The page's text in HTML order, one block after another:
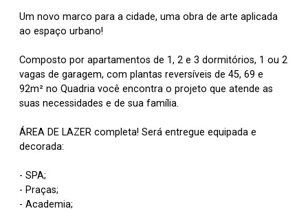
Um novo marco para a cidade, uma obra de arte aplicada
ao espaço urbano!
Composto por apartamentos de 1, 2 e 3 dormitórios, 1 ou 2
vagas de garagem, com plantas reversíveis de 45, 69 e
92m² no Quadria você encontra o projeto que atende as
suas necessidades e de sua família.
ÁREA DE LAZER completa! Será entregue equipada e
decorada:
- SPA;
- Praças;
- Academia;